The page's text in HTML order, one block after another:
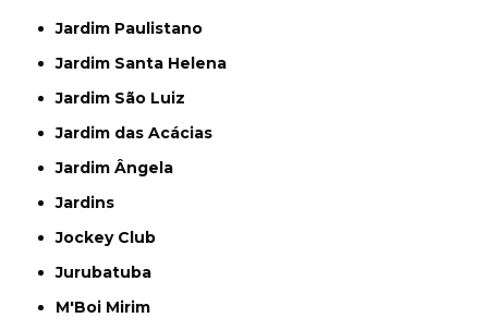
Jardim Paulistano
Jardim Santa Helena
Jardim São Luiz
Jardim das Acácias
Jardim Ângela
Jardins
Jockey Club
Jurubatuba
M'Boi Mirim